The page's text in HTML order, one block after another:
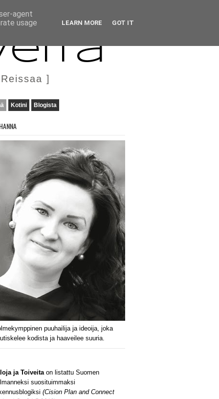
]
Kotini Blogista
puuhailija ja ideoija, joka
kodista ja haaveilee suuria.
ja Toiveitaon listattu Suomen
suosituimmaksi
(Cision Plan and Connect
agent
usage
LEARN MORE GOT IT